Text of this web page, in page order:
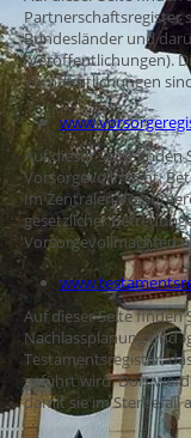
Partnerschaftsregister
Bundesländer und
(Veröffentlichungen).
Veröffentlichungen
Auf dieser Seite finden
Vorsorgevollmacht,
Im Zentralen
gesetzlicher
Vorsorgevollmachten
Auf dieser Seite finden
Nachlassplanung und
Testamentsregister,
geführt wird. Dort
damit sie im Sterbefall